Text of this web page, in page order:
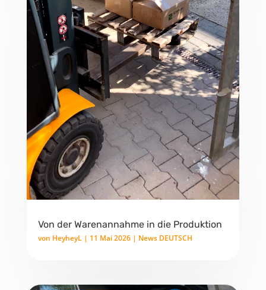
Von der Warenannahme in die Produktion
von HeyheyL| 11 Mai 2026| News DEUTSCH